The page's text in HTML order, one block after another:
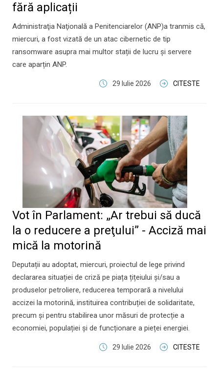
fără aplicații
Administraţia Naţională a Penitenciarelor (ANP)a tranmis că,
miercuri, a fost vizată de un atac cibernetic de tip
ransomware asupra mai multor stații de lucru și servere
care aparțin ANP.
29 Iulie 2026 CITESTE
Vot în Parlament: „Ar trebui să ducă
la o reducere a preţului” - Acciză mai
mică la motorină
Deputații au adoptat, miercuri, proiectul de lege privind
declararea situației de criză pe piața țițeiului și/sau a
produselor petroliere, reducerea temporară a nivelului
accizei la motorină, instituirea contribuției de solidaritate,
precum și pentru stabilirea unor măsuri de protecție a
economiei, populației și de funcționare a pieței energiei.
29 Iulie 2026 CITESTE